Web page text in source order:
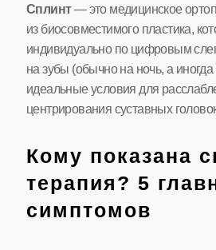
Сплинт— это медицинское
из биосовместимого пластика,
индивидуально по цифровым
на зубы (обычно на ночь, а
идеальные условия для
центрирования суставных
Кому показана
терапия? 5
симптомов